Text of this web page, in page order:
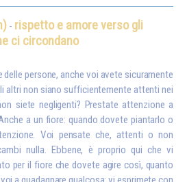
- rispetto e amore verso gli
ci circondano
delle persone, anche voi avete sicuramente
altri non siano sufficientemente attenti nei
siete negligenti? Prestate attenzione a
a un fiore: quando dovete piantarlo o
Voi pensate che, attenti o non
nulla. Ebbene, è proprio qui che vi
per il fiore che dovete agire così, quanto